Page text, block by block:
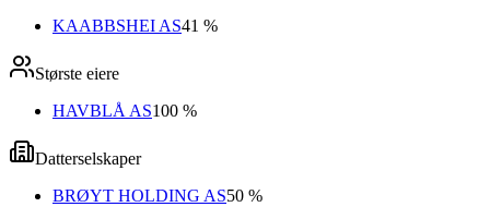
KAABBSHEI AS41 %
Største eiere
HAVBLÅ AS100 %
Datterselskaper
BRØYT HOLDING AS50 %